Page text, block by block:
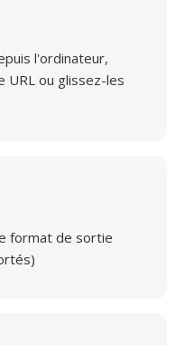
l'ordinateur,
URL ou glissez-les
format de sortie